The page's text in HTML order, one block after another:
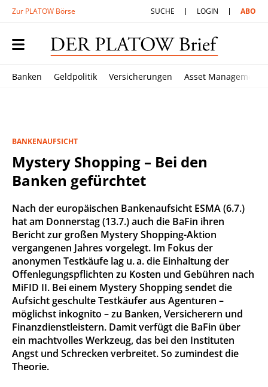
Zur PLATOW Börse SUCHE LOGIN ABO
Banken Geldpolitik Versicherungen Asset Management
BANKENAUFSICHT
Mystery Shopping – Bei den
Banken gefürchtet
Nach der europäischen Bankenaufsicht ESMA (6.7.)
hat am Donnerstag (13.7.) auch die BaFin ihren
Bericht zur großen Mystery Shopping-Aktion
vergangenen Jahres vorgelegt. Im Fokus der
anonymen Testkäufe lag u. a. die Einhaltung der
Offenlegungspflichten zu Kosten und Gebühren nach
MiFID II. Bei einem Mystery Shopping sendet die
Aufsicht geschulte Testkäufer aus Agenturen –
möglichst inkognito – zu Banken, Versicherern und
Finanzdienstleistern. Damit verfügt die BaFin über
ein machtvolles Werkzeug, das bei den Instituten
Angst und Schrecken verbreitet. So zumindest die
Theorie.